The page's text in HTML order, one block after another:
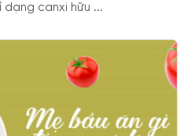
dạng canxi hữu ...